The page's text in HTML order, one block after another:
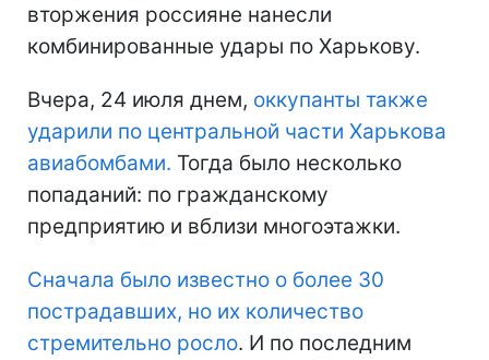
вторжения россияне нанесли
комбинированные удары по Харькову.
Вчера, 24 июля днем, оккупанты также
ударили по центральной части Харькова
авиабомбами. Тогда было несколько
попаданий: по гражданскому
предприятию и вблизи многоэтажки.
Сначала было известно о более 30
пострадавших, но их количество
стремительно росло. И по последним